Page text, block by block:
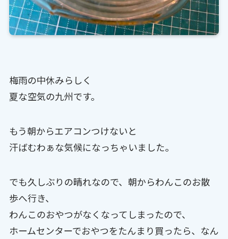
梅雨の中休みらしく
夏な空気の九州です。
もう朝からエアコンつけないと
汗ばむわぁな気候になっちゃいました。
でも久しぶりの晴れなので、朝からわんこのお散
歩へ行き、
わんこのおやつがなくなってしまったので、
ホームセンターでおやつをたんまり買ったら、なん